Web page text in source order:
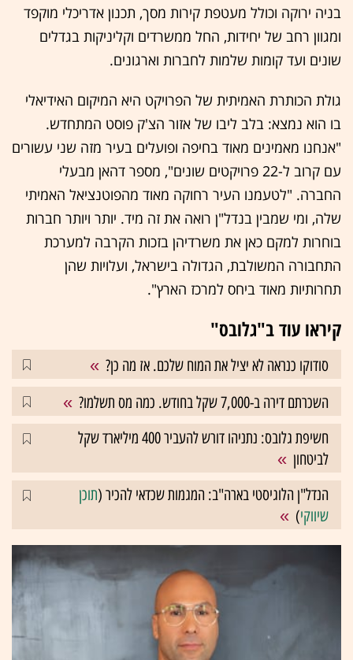
בניה ירוקה וכולל מעטפת קירות מסך, תכנון אדריכלי מוקפד
ומגוון רחב של יחידות, החל ממשרדים וקליניקות בגדלים
שונים ועד קומות שלמות לחברות וארגונים.
גולת הכותרת האמיתית של הפרויקט היא המיקום האידיאלי
בו הוא נמצא: בלב ליבו של אזור הצ'ק פוסט המתחדש.
"אנחנו מאמינים מאוד בחיפה ופועלים בעיר מזה שני עשורים
עם קרוב ל-22 פרויקטים שונים", מספר דהאן מבעלי
החברה. "לטעמנו העיר רחוקה מאוד מהפוטנציאל האמיתי
שלה, ומי שמבין בנדל"ן רואה את זה מיד. יותר ויותר חברות
בוחרות למקם כאן את משרדיהן בזכות הקרבה למערכת
התחבורה המשולבת, הגדולה בישראל, ועלויות שהן
תחרותיות מאוד ביחס למרכז הארץ".
קיראו עוד ב"גלובס"
סודוקו כנראה לא יציל את המוח שלכם. אז מה כן?
השכרתם דירה ב-7,000 שקל בחודש. כמה מס תשלמו?
חשיפת גלובס: נתניהו דורש להעביר 400 מיליארד שקל
לביטחון
הנדל"ן הלוגיסטי בארה"ב: המגמות שכדאי להכיר (תוכן
שיווקי)